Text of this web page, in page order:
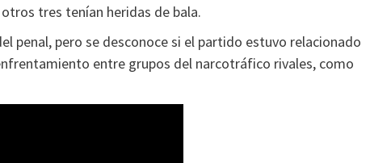
tres tenían heridas de bala.
penal, pero se desconoce si el partido estuvo relacionado
entre grupos del narcotráfico rivales, como